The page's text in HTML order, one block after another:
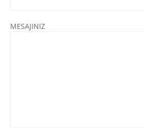
MESAJINIZ